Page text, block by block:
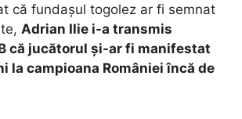
că fundașul togolez ar fi semnat
Adrian Ilie i-a transmis
că jucătorul și-ar fi manifestat
la campioana României încă de